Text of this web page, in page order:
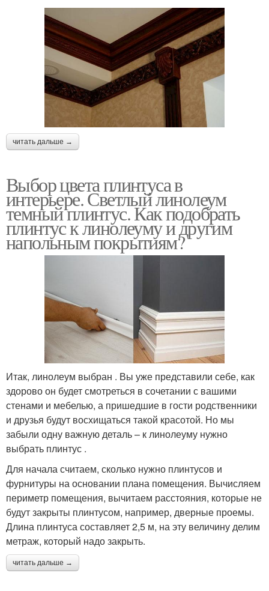
читать дальше →
Выбор цвета плинтуса в
интерьере. Светлый линолеум
темный плинтус. Как подобрать
плинтус к линолеуму и другим
напольным покрытиям?
Итак, линолеум выбран . Вы уже представили себе, как
здорово он будет смотреться в сочетании с вашими
стенами и мебелью, а пришедшие в гости родственники
и друзья будут восхищаться такой красотой. Но мы
забыли одну важную деталь – к линолеуму нужно
выбрать плинтус .
Для начала считаем, сколько нужно плинтусов и
фурнитуры на основании плана помещения. Вычисляем
периметр помещения, вычитаем расстояния, которые не
будут закрыты плинтусом, например, дверные проемы.
Длина плинтуса составляет 2,5 м, на эту величину делим
метраж, который надо закрыть.
читать дальше →